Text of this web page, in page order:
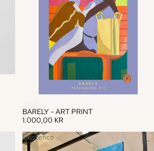
BARELY - ART PRINT
1.000,00 KR
Existence
-